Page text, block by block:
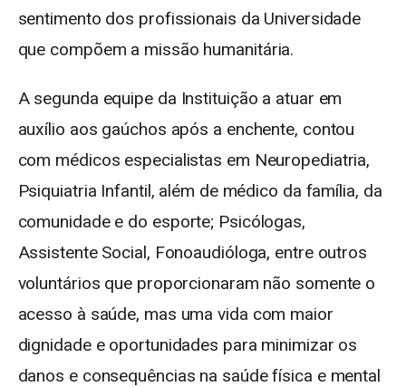
sentimento dos profissionais da Universidade
que compõem a missão humanitária.
A segunda equipe da Instituição a atuar em
auxílio aos gaúchos após a enchente, contou
com médicos especialistas em Neuropediatria,
Psiquiatria Infantil, além de médico da família, da
comunidade e do esporte; Psicólogas,
Assistente Social, Fonoaudióloga, entre outros
voluntários que proporcionaram não somente o
acesso à saúde, mas uma vida com maior
dignidade e oportunidades para minimizar os
danos e consequências na saúde física e mental